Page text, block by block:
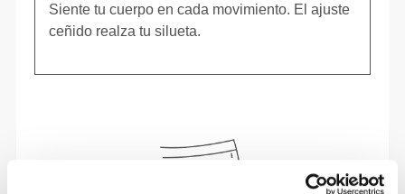
Siente tu cuerpo en cada movimiento. El ajuste
ceñido realza tu silueta.